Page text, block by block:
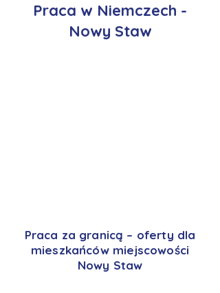
Praca w Niemczech -
Nowy Staw
Praca za granicą – oferty dla
mieszkańców miejscowości
Nowy Staw